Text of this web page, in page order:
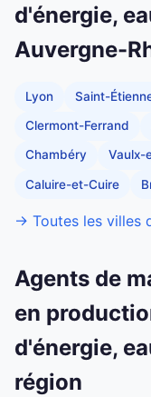
d'énergie,
Auvergne-
Lyon Saint-
Clermont-Ferrand
Chambéry Vaulx-
Caluire-et-Cuire
→ Toutes les villes
Agents de
en
d'énergie,
région